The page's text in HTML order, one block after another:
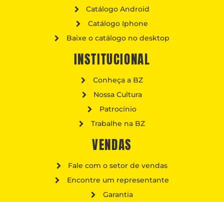
Catálogo Android
Catálogo Iphone
Baixe o catálogo no desktop
INSTITUCIONAL
Conheça a BZ
Nossa Cultura
Patrocínio
Trabalhe na BZ
VENDAS
Fale com o setor de vendas
Encontre um representante
Garantia